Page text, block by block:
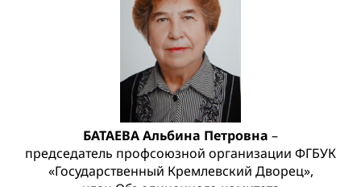
БАТАЕВА Альбина Петровна –
председатель профсоюзной организации ФГБУК
«Государственный Кремлевский Дворец»,